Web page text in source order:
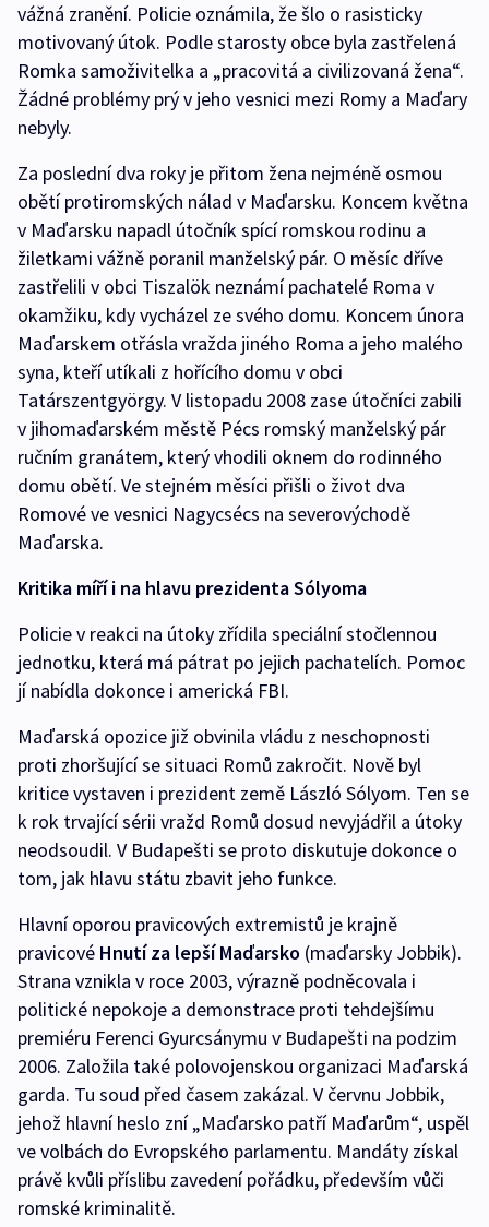
vážná zranění. Policie oznámila, že šlo o rasisticky
motivovaný útok. Podle starosty obce byla zastřelená
Romka samoživitelka a „pracovitá a civilizovaná žena“.
Žádné problémy prý v jeho vesnici mezi Romy a Maďary
nebyly.
Za poslední dva roky je přitom žena nejméně osmou
obětí protiromských nálad v Maďarsku. Koncem května
v Maďarsku napadl útočník spící romskou rodinu a
žiletkami vážně poranil manželský pár. O měsíc dříve
zastřelili v obci Tiszalök neznámí pachatelé Roma v
okamžiku, kdy vycházel ze svého domu. Koncem února
Maďarskem otřásla vražda jiného Roma a jeho malého
syna, kteří utíkali z hořícího domu v obci
Tatárszentgyörgy. V listopadu 2008 zase útočníci zabili
v jihomaďarském městě Pécs romský manželský pár
ručním granátem, který vhodili oknem do rodinného
domu obětí. Ve stejném měsíci přišli o život dva
Romové ve vesnici Nagycsécs na severovýchodě
Maďarska.
Kritika míří i na hlavu prezidenta Sólyoma
Policie v reakci na útoky zřídila speciální stočlennou
jednotku, která má pátrat po jejich pachatelích. Pomoc
jí nabídla dokonce i americká FBI.
Maďarská opozice již obvinila vládu z neschopnosti
proti zhoršující se situaci Romů zakročit. Nově byl
kritice vystaven i prezident země László Sólyom. Ten se
k rok trvající sérii vražd Romů dosud nevyjádřil a útoky
neodsoudil. V Budapešti se proto diskutuje dokonce o
tom, jak hlavu státu zbavit jeho funkce.
Hlavní oporou pravicových extremistů je krajně
pravicové Hnutí za lepší Maďarsko (maďarsky Jobbik).
Strana vznikla v roce 2003, výrazně podněcovala i
politické nepokoje a demonstrace proti tehdejšímu
premiéru Ferenci Gyurcsánymu v Budapešti na podzim
2006. Založila také polovojenskou organizaci Maďarská
garda. Tu soud před časem zakázal. V červnu Jobbik,
jehož hlavní heslo zní „Maďarsko patří Maďarům“, uspěl
ve volbách do Evropského parlamentu. Mandáty získal
právě kvůli příslibu zavedení pořádku, především vůči
romské kriminalitě.